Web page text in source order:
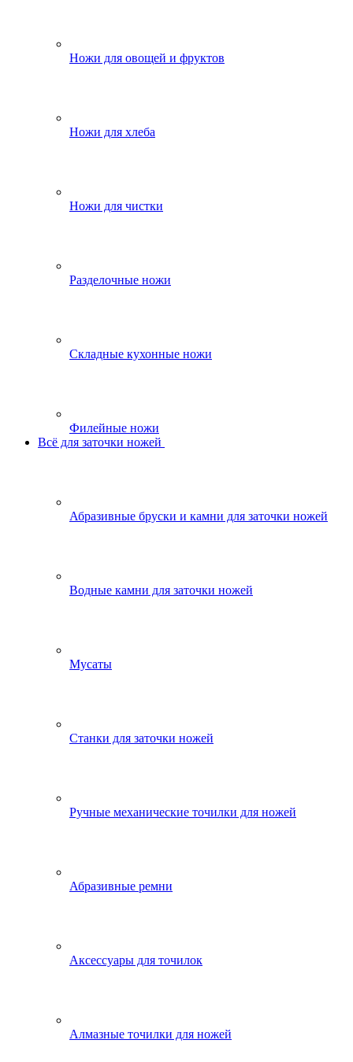
Ножи для овощей и фруктов
Ножи для хлеба
Ножи для чистки
Разделочные ножи
Складные кухонные ножи
Филейные ножи
Всё для заточки ножей
Абразивные бруски и камни для заточки ножей
Водные камни для заточки ножей
Мусаты
Станки для заточки ножей
Ручные механические точилки для ножей
Абразивные ремни
Аксессуары для точилок
Алмазные точилки для ножей